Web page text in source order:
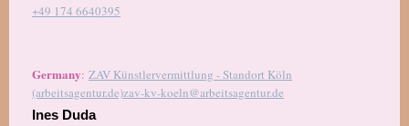
+49 174 6640395
Germany: ZAV Künstlervermittlung - Standort Köln
(arbeitsagentur.de)zav-kv-koeln@arbeitsagentur.de
Ines Duda